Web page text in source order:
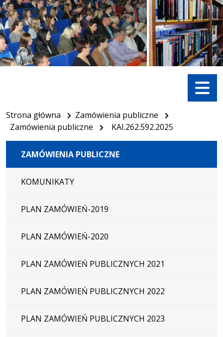
Menu
Strona główna
Zamówienia publiczne
Zamówienia publiczne
KAI.262.592.2025
ZAMÓWIENIA PUBLICZNE
KOMUNIKATY
PLAN ZAMÓWIEŃ-2019
PLAN ZAMÓWIEŃ-2020
PLAN ZAMÓWIEŃ PUBLICZNYCH 2021
PLAN ZAMÓWIEŃ PUBLICZNYCH 2022
PLAN ZAMÓWIEŃ PUBLICZNYCH 2023